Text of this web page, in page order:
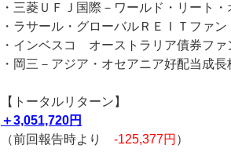
・三菱ＵＦＪ国際－ワールド・リート
・ラサール・グローバルＲＥＩＴファ
・インベスコ オーストラリア債券フ
・岡三－アジア・オセアニア好配当成
【トータルリターン】
＋3,051,720円
（前回報告時より -125,377円 ）